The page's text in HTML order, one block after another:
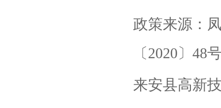
政策来源：
〔2020〕48
来安县高新